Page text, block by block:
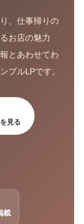
、仕事帰りの
お店の魅力
とあわせてわ
プルLPです。
見る
載